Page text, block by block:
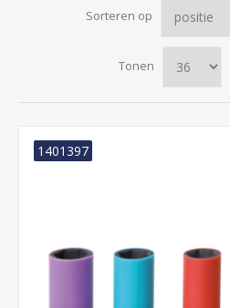
Sorteren op
Tonen
1401397